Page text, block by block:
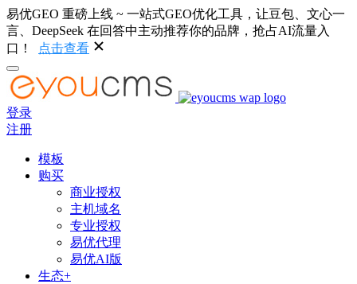
易优GEO 重磅上线 ~ 一站式GEO优化工具，让豆包、文心一
言、DeepSeek 在回答中主动推荐你的品牌，抢占AI流量入
口！
点击查看
登录
注册
模板
购买
商业授权
主机域名
专业授权
易优代理
易优AI版
生态+